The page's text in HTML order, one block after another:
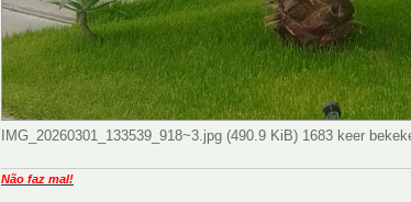
IMG_20260301_133539_918~3.jpg (490.9 KiB) 1683 keer
Não faz mal!